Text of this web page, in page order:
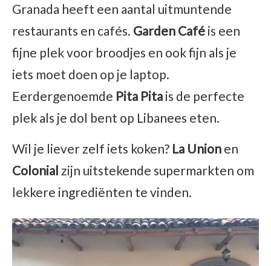
Granada heeft een aantal uitmuntende
restaurants en cafés. Garden Café is een
fijne plek voor broodjes en ook fijn als je
iets moet doen op je laptop.
Eerdergenoemde Pita Pita is de perfecte
plek als je dol bent op Libanees eten.
Wil je liever zelf iets koken? La Union en
Colonial zijn uitstekende supermarkten om
lekkere ingrediënten te vinden.